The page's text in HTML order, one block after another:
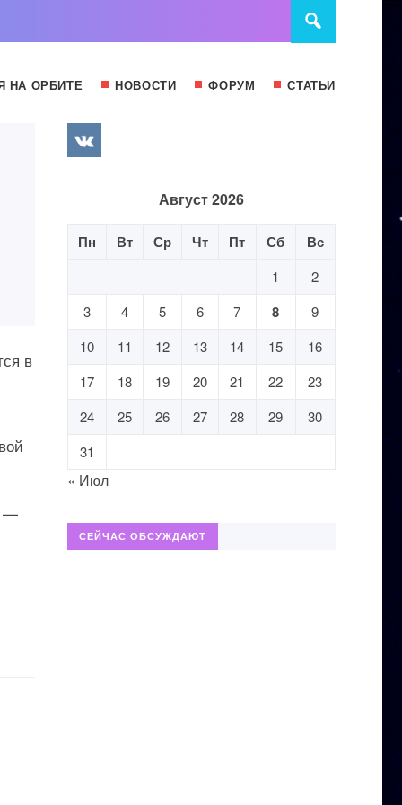
НА ОРБИТЕ НОВОСТИ ФОРУМ СТАТЬИ
в
—
Август 2026
Пн Вт Ср Чт Пт Сб Вс
1
2
3
4 5 6 7 8
9
10
11 12 13 14 15
16
17
18 19 20 21 22
23
24
25 26 27 28 29
30
31
« Июл
СЕЙЧАС ОБСУЖДАЮТ